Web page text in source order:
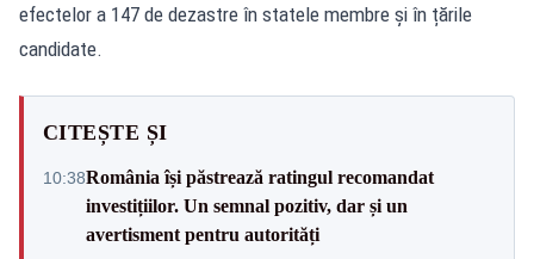
efectelor a 147 de dezastre în statele membre și în țările
candidate.
CITEȘTE ȘI
10:38România își păstrează ratingul recomandat
investițiilor. Un semnal pozitiv, dar și un
avertisment pentru autorități